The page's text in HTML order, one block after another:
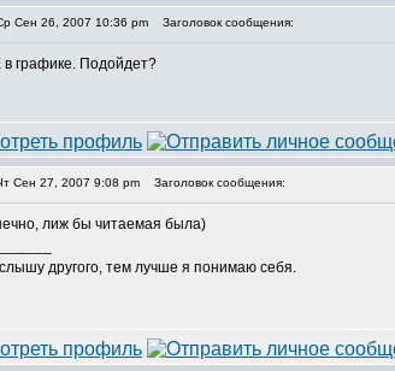
Сен 26, 2007 10:36 pm Заголовок сообщения:
графике. Подойдет?
Сен 27, 2007 9:08 pm Заголовок сообщения:
лиж бы читаемая была)
другого, тем лучше я понимаю себя.